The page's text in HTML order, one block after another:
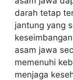
darah tetap
jantung yang
asam jawa
memenuhi
menjaga